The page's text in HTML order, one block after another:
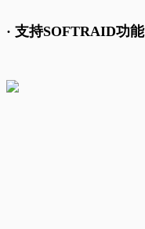
· 支持SOFTRAID功能